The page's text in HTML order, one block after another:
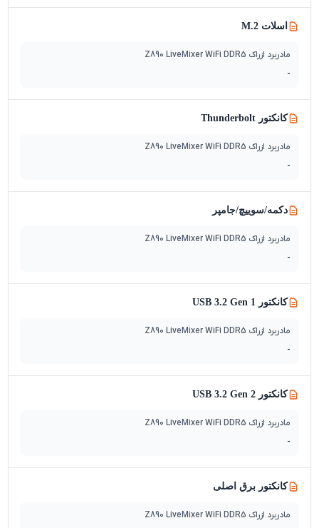
اسلات M.2
مادربرد ازراک Z890 LiveMixer WiFi DDR5
-
کانکتور Thunderbolt
مادربرد ازراک Z890 LiveMixer WiFi DDR5
-
دکمه/سوییچ‌/جامپر
مادربرد ازراک Z890 LiveMixer WiFi DDR5
-
کانکتور USB 3.2 Gen 1
مادربرد ازراک Z890 LiveMixer WiFi DDR5
-
کانکتور USB 3.2 Gen 2
مادربرد ازراک Z890 LiveMixer WiFi DDR5
-
کانکتور برق اصلی
مادربرد ازراک Z890 LiveMixer WiFi DDR5